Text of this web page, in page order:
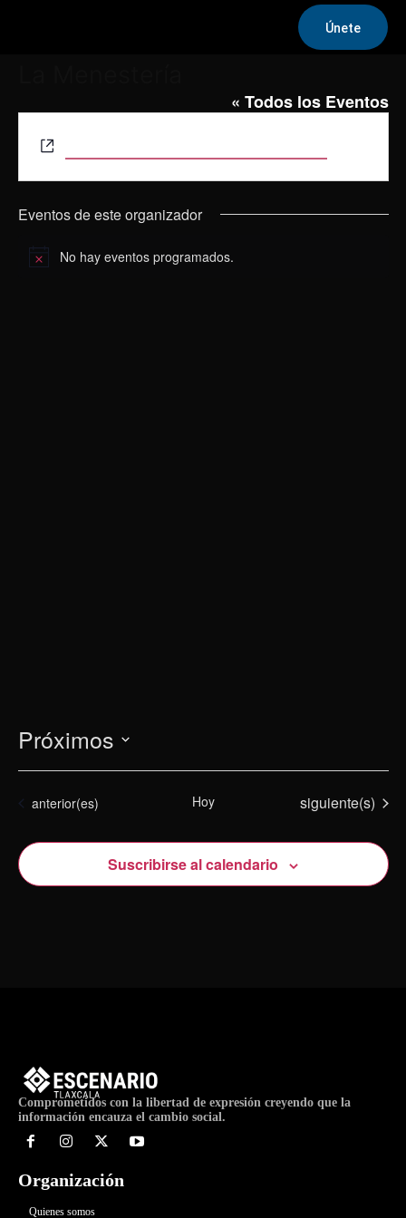
Únete
« Todos los Eventos
Eventos de este organizador
Aviso No hay eventos programados.
Próximos
fecha.
Eventos
anterior(es) Hoy Eventos
siguiente(s)
Suscribirse al calendario
Comprometidos con la libertad de expresión creyendo que la
información encauza el cambio social.
Organización
Quienes somos